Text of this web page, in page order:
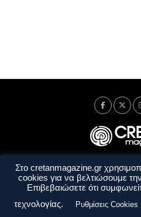
Ταυτότητα Πολιτική
Όροι και
Στο cretanmagazine.gr
cookies για να βελτιώσουμε
Επιβεβαιώσετε ότι
τεχνολογίας.
Ρυθμίσεις Cookies